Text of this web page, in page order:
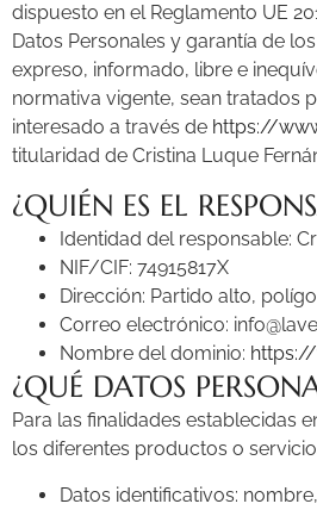
dispuesto en el Reglamento UE
Datos Personales y garantía de
expreso, informado, libre e
normativa vigente, sean tratados
interesado a través de https://
titularidad de Cristina Luque
¿QUIÉN ES EL
Identidad del responsable:
NIF/CIF: 74915817X
Dirección: Partido alto,
Correo electrónico:
Nombre del dominio:
¿QUÉ DATOS
Para las finalidades establecidas
los diferentes productos o
Datos identificativos: